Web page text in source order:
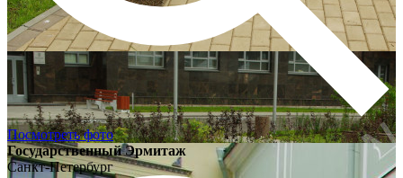
Посмотреть фото
Государственный Эрмитаж
Санкт-Петербург